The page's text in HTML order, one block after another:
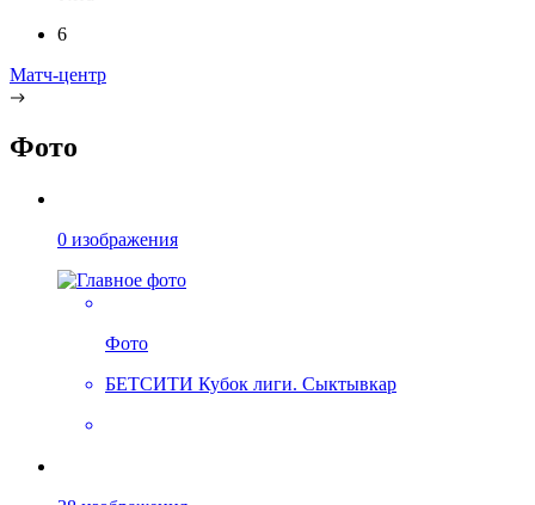
6
Матч-центр
Фото
0 изображения
Фото
БЕТСИТИ Кубок лиги. Сыктывкар